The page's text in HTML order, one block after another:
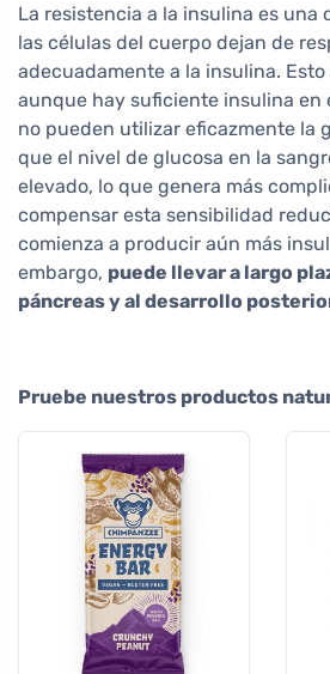
La resistencia a la insulina es una
las células del cuerpo dejan de
adecuadamente a la insulina.
aunque hay suficiente insulina en
no pueden utilizar eficazmente la
que el nivel de glucosa en la
elevado, lo que genera más
compensar esta sensibilidad
comienza a producir aún más
embargo, puede llevar a largo
páncreas y al desarrollo
Pruebe nuestros productos